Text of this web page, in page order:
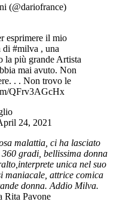
(@dariofrance)
esprimere il mio
di #milva , una
la più grande Artista
mai avuto. Non
. . Non trovo le
QFrv3AGcHx
24, 2021
malattia, ci ha lasciato
gradi, bellissima donna
unica nel suo
maniacale, attrice comica
donna. Addio Milva.
Rita Pavone